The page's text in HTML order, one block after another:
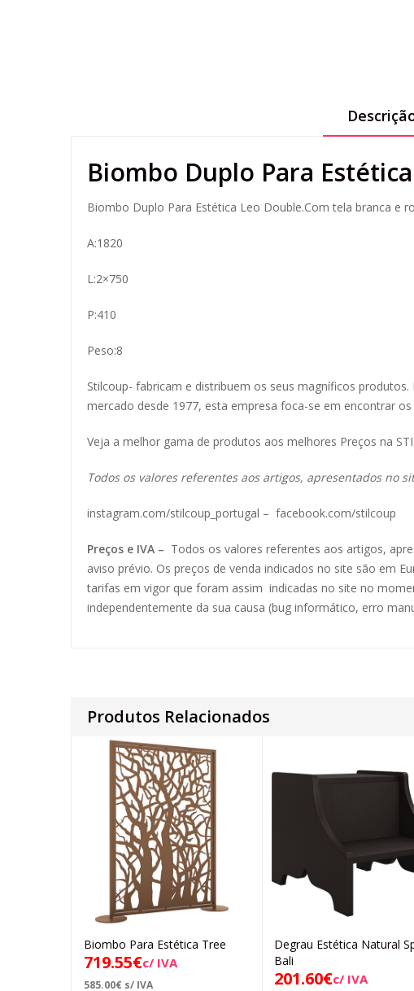
Biombo Duplo Para
Biombo Duplo Para Estética Leo Double.Com tela branca e
A:1820
L:2×750
P:410
Peso:8
Stilcoup- fabricam e distribuem os seus magníficos
mercado desde 1977, esta empresa foca-se em encontrar
Veja a melhor gama de produtos aos melhores Preços na
Todos os valores referentes aos artigos, apresentados no
instagram.com/stilcoup_portugal – facebook.com/stilcoup
Preços e IVA – Todos os valores referentes aos artigos,
aviso prévio. Os preços de venda indicados no site são em
tarifas em vigor que foram assim indicadas no site no
independentemente da sua causa (bug informático, erro
Produtos Relacionados
Adicionar
Biombo Para Estética Tree
719.55€c/ IVA
585.00€ s/ IVA
Adicionar
Degrau Estética Natural
Bali
201.60€c/ IVA